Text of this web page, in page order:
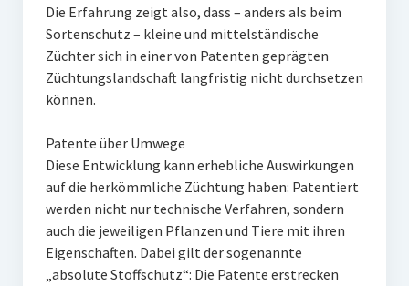
Die Erfahrung zeigt also, dass – anders als beim
Sortenschutz – kleine und mittelständische
Züchter sich in einer von Patenten geprägten
Züchtungslandschaft langfristig nicht durchsetzen
können.
Patente über Umwege
Diese Entwicklung kann erhebliche Auswirkungen
auf die herkömmliche Züchtung haben: Patentiert
werden nicht nur technische Verfahren, sondern
auch die jeweiligen Pflanzen und Tiere mit ihren
Eigenschaften. Dabei gilt der sogenannte
„absolute Stoffschutz“: Die Patente erstrecken